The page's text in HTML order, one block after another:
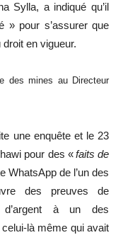
Sylla, a indiqué qu’il
» pour s’assurer que
en vigueur.
des mines au Directeur
une enquête et le 23
pour des «faits de
WhatsApp de l’un des
des preuves de
à un des
là même qui avait